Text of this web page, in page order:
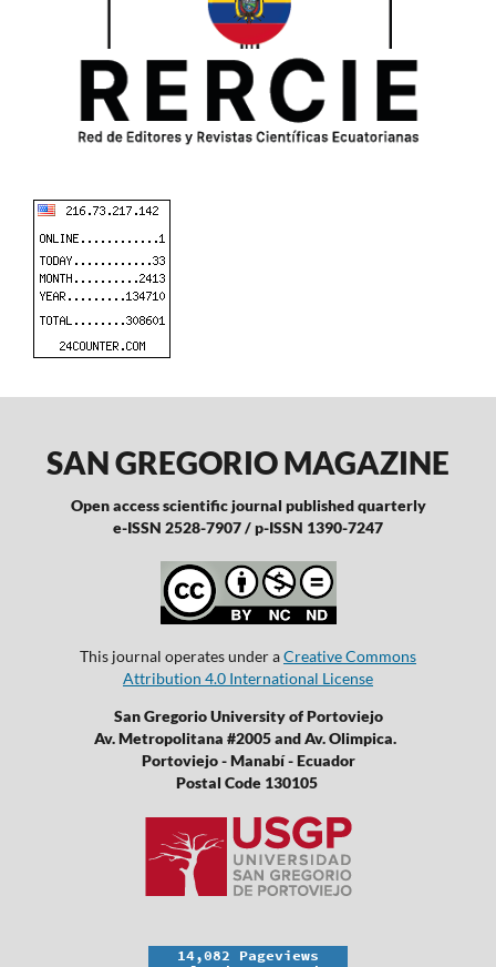
SAN GREGORIO MAGAZINE
Open access scientific journal published quarterly
e-ISSN 2528-7907 / p-ISSN 1390-7247
This journal operates under aCreative Commons
Attribution 4.0 International License
San Gregorio University of Portoviejo
Av. Metropolitana #2005 and Av. Olimpica.
Portoviejo - Manabí - Ecuador
Postal Code 130105